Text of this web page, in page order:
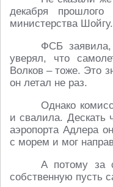
декабря прошлого
министерства Шойгу.
ФСБ заявила,
уверял, что
Волков – тоже. Это
он летал не раз.
Однако
и свалила. Дескать
аэропорта Адлера
с морем и мог
А потому за
собственную пусть